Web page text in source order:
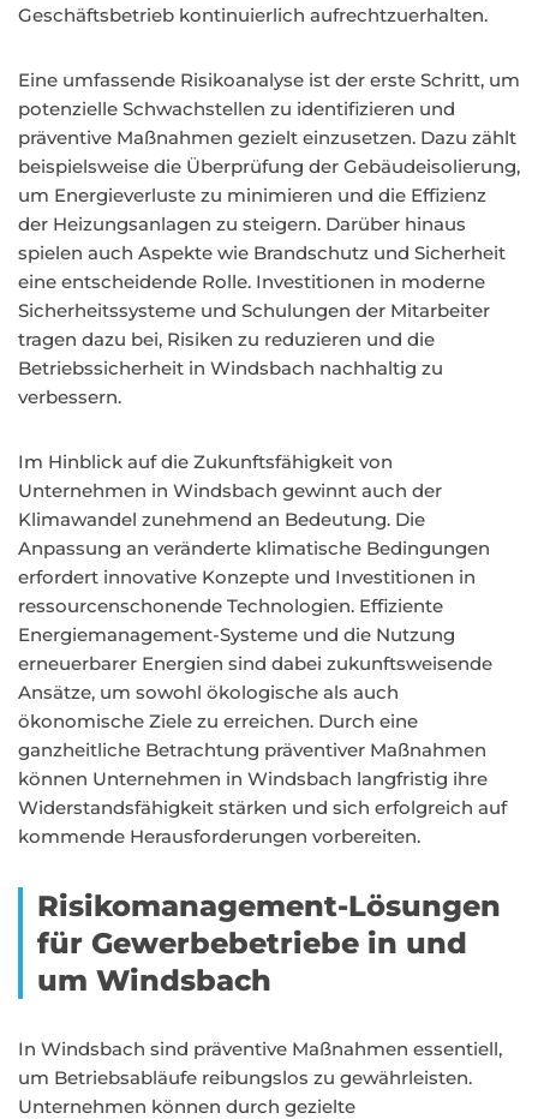
Geschäftsbetrieb kontinuierlich aufrechtzuerhalten.
Eine umfassende Risikoanalyse ist der erste Schritt, um
potenzielle Schwachstellen zu identifizieren und
präventive Maßnahmen gezielt einzusetzen. Dazu zählt
beispielsweise die Überprüfung der Gebäudeisolierung,
um Energieverluste zu minimieren und die Effizienz
der Heizungsanlagen zu steigern. Darüber hinaus
spielen auch Aspekte wie Brandschutz und Sicherheit
eine entscheidende Rolle. Investitionen in moderne
Sicherheitssysteme und Schulungen der Mitarbeiter
tragen dazu bei, Risiken zu reduzieren und die
Betriebssicherheit in Windsbach nachhaltig zu
verbessern.
Im Hinblick auf die Zukunftsfähigkeit von
Unternehmen in Windsbach gewinnt auch der
Klimawandel zunehmend an Bedeutung. Die
Anpassung an veränderte klimatische Bedingungen
erfordert innovative Konzepte und Investitionen in
ressourcenschonende Technologien. Effiziente
Energiemanagement-Systeme und die Nutzung
erneuerbarer Energien sind dabei zukunftsweisende
Ansätze, um sowohl ökologische als auch
ökonomische Ziele zu erreichen. Durch eine
ganzheitliche Betrachtung präventiver Maßnahmen
können Unternehmen in Windsbach langfristig ihre
Widerstandsfähigkeit stärken und sich erfolgreich auf
kommende Herausforderungen vorbereiten.
Risikomanagement-Lösungen
für Gewerbebetriebe in und
um Windsbach
In Windsbach sind präventive Maßnahmen essentiell,
um Betriebsabläufe reibungslos zu gewährleisten.
Unternehmen können durch gezielte